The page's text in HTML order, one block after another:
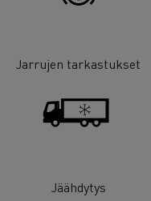
Jarrujen tarkastukset
Jäähdytys